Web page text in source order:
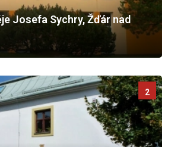
Josefa Sychry, Žďár nad
2